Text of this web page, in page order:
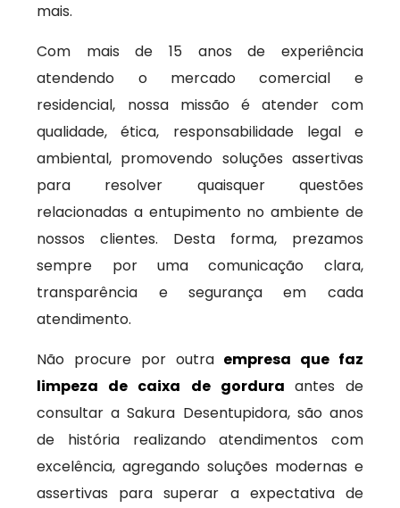
mais.
Com mais de 15 anos de experiência
atendendo o mercado comercial e
residencial, nossa missão é atender com
qualidade, ética, responsabilidade legal e
ambiental, promovendo soluções assertivas
para resolver quaisquer questões
relacionadas a entupimento no ambiente de
nossos clientes. Desta forma, prezamos
sempre por uma comunicação clara,
transparência e segurança em cada
atendimento.
Não procure por outra empresa que faz
limpeza de caixa de gordura antes de
consultar a Sakura Desentupidora, são anos
de história realizando atendimentos com
excelência, agregando soluções modernas e
assertivas para superar a expectativa de